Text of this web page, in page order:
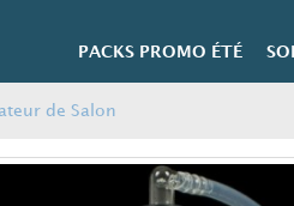
PACKS PROMO ÉTÉ
de Salon